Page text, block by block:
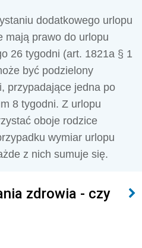
dodatkowego urlopu
mają prawo do urlopu
26 tygodni (art. 1821a § 1
być podzielony
przypadające jedna po
8 tygodni. Z urlopu
oboje rodzice
wymiar urlopu
z nich sumuje się.
zdrowia - czy